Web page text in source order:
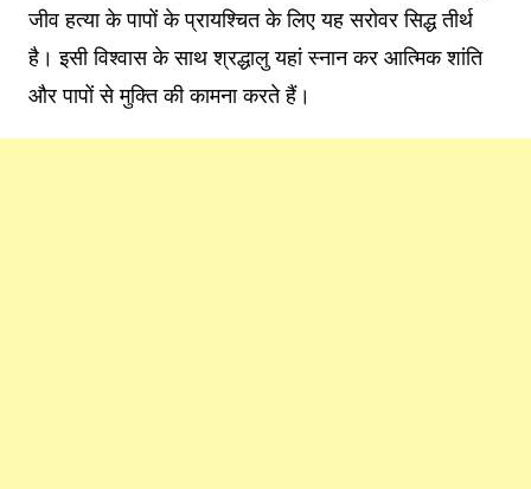
जीव हत्या के पापों के प्रायश्चित के लिए यह सरोवर सिद्ध तीर्थ
है। इसी विश्वास के साथ श्रद्धालु यहां स्नान कर आत्मिक शांति
और पापों से मुक्ति की कामना करते हैं।